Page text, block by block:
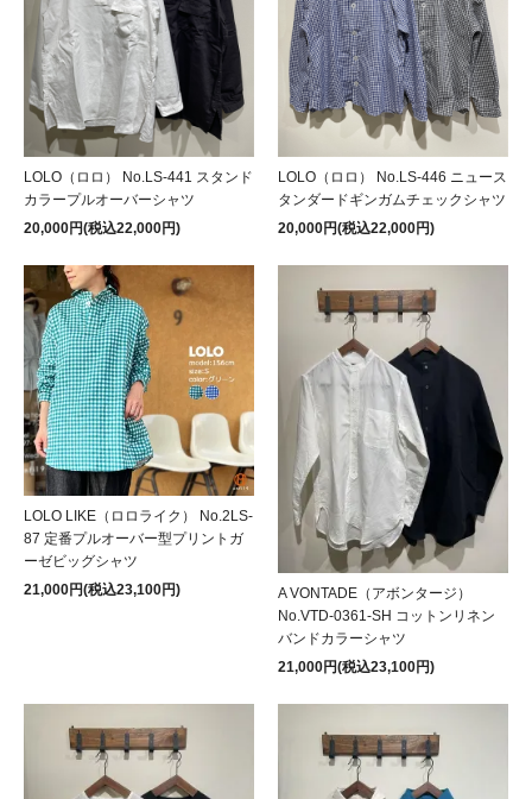
LOLO（ロロ） No.LS-441 スタンド
カラープルオーバーシャツ
20,000円(税込22,000円)
LOLO（ロロ） No.LS-446 ニュース
タンダードギンガムチェックシャツ
20,000円(税込22,000円)
LOLO LIKE（ロロライク） No.2LS-
87 定番プルオーバー型プリントガ
ーゼビッグシャツ
21,000円(税込23,100円)
A VONTADE（アボンタージ）
No.VTD-0361-SH コットンリネン
バンドカラーシャツ
21,000円(税込23,100円)